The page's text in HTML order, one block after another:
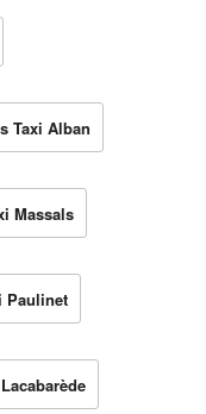
Taxi Alban
Massals
Paulinet